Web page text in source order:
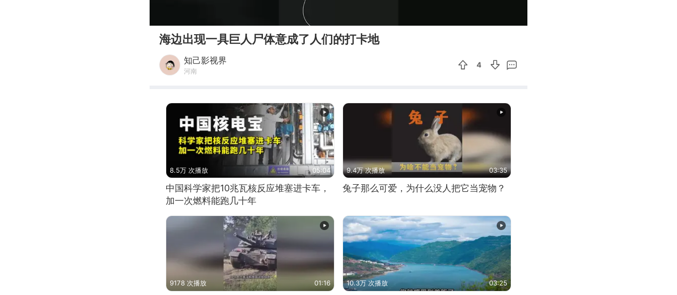
海边出现一具巨人尸体意成了人们的打卡地
知己影视界
河南
4
8.5万 次播放 05:04
中国科学家把10兆瓦核反应堆塞进卡车，
加一次燃料能跑几十年
9.4万 次播放 03:35
兔子那么可爱，为什么没人把它当宠物？
9178 次播放 01:16 10.3万 次播放 03:25